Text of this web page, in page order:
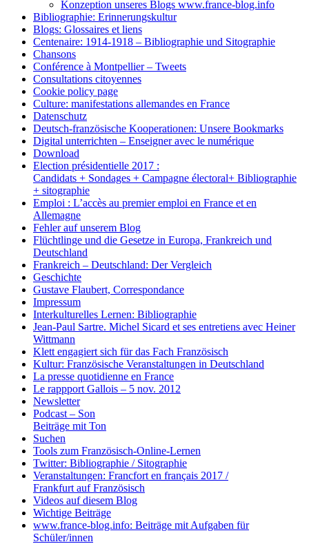
Konzeption unseres Blogs www.france-blog.info
Bibliographie: Erinnerungskultur
Blogs: Glossaires et liens
Centenaire: 1914-1918 – Bibliographie und Sitographie
Chansons
Conférence à Montpellier – Tweets
Consultations citoyennes
Cookie policy page
Culture: manifestations allemandes en France
Datenschutz
Deutsch-französische Kooperationen: Unsere Bookmarks
Digital unterrichten – Enseigner avec le numérique
Download
Election présidentielle 2017 :
Candidats + Sondages + Campagne électoral+ Bibliographie
+ sitographie
Emploi : L’accès au premier emploi en France et en
Allemagne
Fehler auf unserem Blog
Flüchtlinge und die Gesetze in Europa, Frankreich und
Deutschland
Frankreich – Deutschland: Der Vergleich
Geschichte
Gustave Flaubert, Correspondance
Impressum
Interkulturelles Lernen: Bibliographie
Jean-Paul Sartre. Michel Sicard et ses entretiens avec Heiner
Wittmann
Klett engagiert sich für das Fach Französisch
Kultur: Französische Veranstaltungen in Deutschland
La presse quotidienne en France
Le rappport Gallois – 5 nov. 2012
Newsletter
Podcast – Son
Beiträge mit Ton
Suchen
Tools zum Französisch-Online-Lernen
Twitter: Bibliographie / Sitographie
Veranstaltungen: Francfort en français 2017 /
Frankfurt auf Französisch
Videos auf diesem Blog
Wichtige Beiträge
www.france-blog.info: Beiträge mit Aufgaben für
Schüler/innen